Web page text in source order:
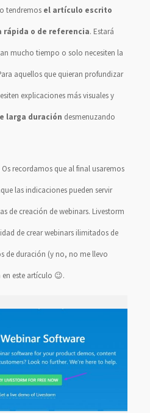
tendremos el artículo escrito
rápida o de referencia. Estará
mucho tiempo o solo necesiten la
aquellos que quieran profundizar
explicaciones más visuales y
larga duración desmenuzando
recordamos que al final usaremos
las indicaciones pueden servir
de creación de webinars. Livestorm
de crear webinars ilimitados de
de duración (y no, no me llevo
este artículo 😉.